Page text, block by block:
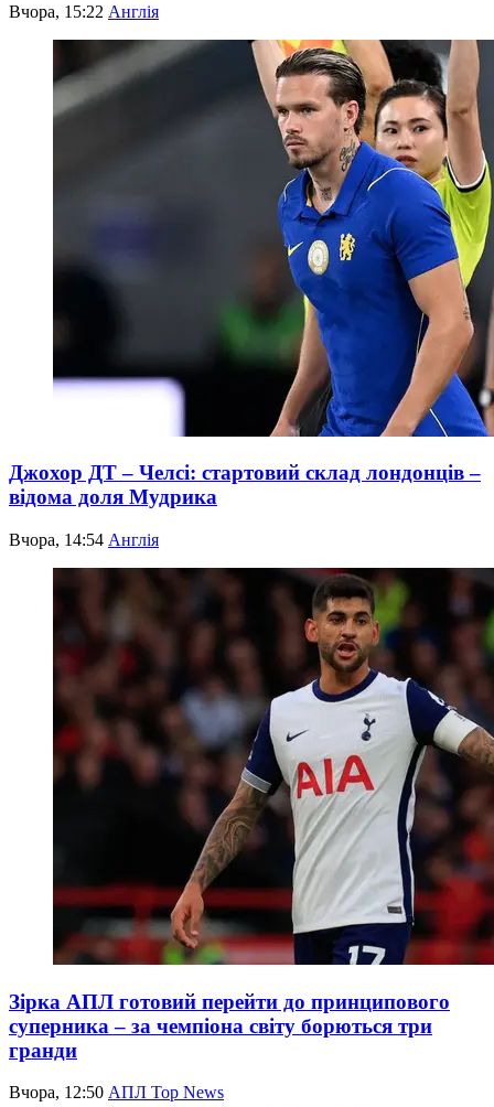
Вчора, 15:22 Англія
Джохор ДТ – Челсі: стартовий склад лондонців –
відома доля Мудрика
Вчора, 14:54 Англія
Зірка АПЛ готовий перейти до принципового
суперника – за чемпіона світу борються три
гранди
Вчора, 12:50 АПЛ Top News